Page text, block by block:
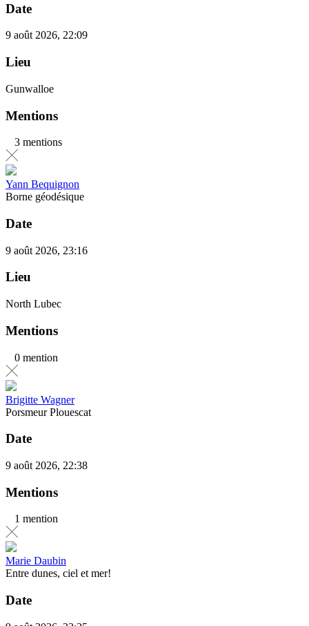
Date
9 août 2026, 22:09
Lieu
Gunwalloe
Mentions
3 mentions
Yann Bequignon
Borne géodésique
Date
9 août 2026, 23:16
Lieu
North Lubec
Mentions
0 mention
Brigitte Wagner
Porsmeur Plouescat
Date
9 août 2026, 22:38
Mentions
1 mention
Marie Daubin
Entre dunes, ciel et mer!
Date